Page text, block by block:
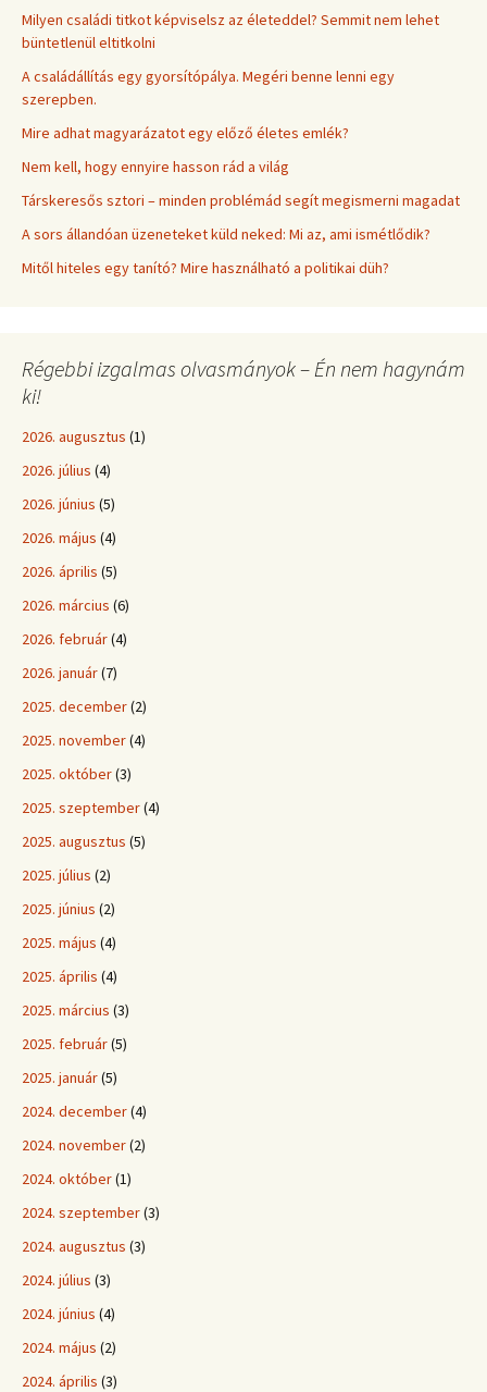
Milyen családi titkot képviselsz az életeddel? Semmit nem lehet
büntetlenül eltitkolni
A családállítás egy gyorsítópálya. Megéri benne lenni egy
szerepben.
Mire adhat magyarázatot egy előző életes emlék?
Nem kell, hogy ennyire hasson rád a világ
Társkeresős sztori – minden problémád segít megismerni magadat
A sors állandóan üzeneteket küld neked: Mi az, ami ismétlődik?
Mitől hiteles egy tanító? Mire használható a politikai düh?
Régebbi izgalmas olvasmányok – Én nem hagynám
ki!
2026. augusztus (1)
2026. július (4)
2026. június (5)
2026. május (4)
2026. április (5)
2026. március (6)
2026. február(4)
2026. január(7)
2025. december(2)
2025. november(4)
2025. október(3)
2025. szeptember(4)
2025. augusztus (5)
2025. július (2)
2025. június (2)
2025. május (4)
2025. április (4)
2025. március (3)
2025. február(5)
2025. január(5)
2024. december(4)
2024. november(2)
2024. október(1)
2024. szeptember(3)
2024. augusztus (3)
2024. július (3)
2024. június (4)
2024. május (2)
2024. április (3)